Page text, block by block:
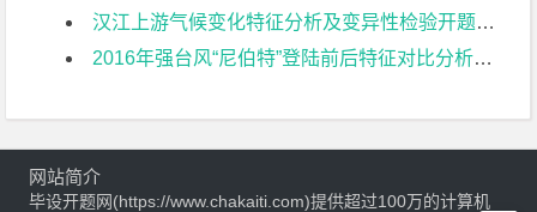
汉江上游气候变化特征分析及变异性检验开题报告
2016年强台风“尼伯特”登陆前后特征对比分析开题报告
网站简介
毕设开题网(https://www.chakaiti.com)提供超过100万的计算机